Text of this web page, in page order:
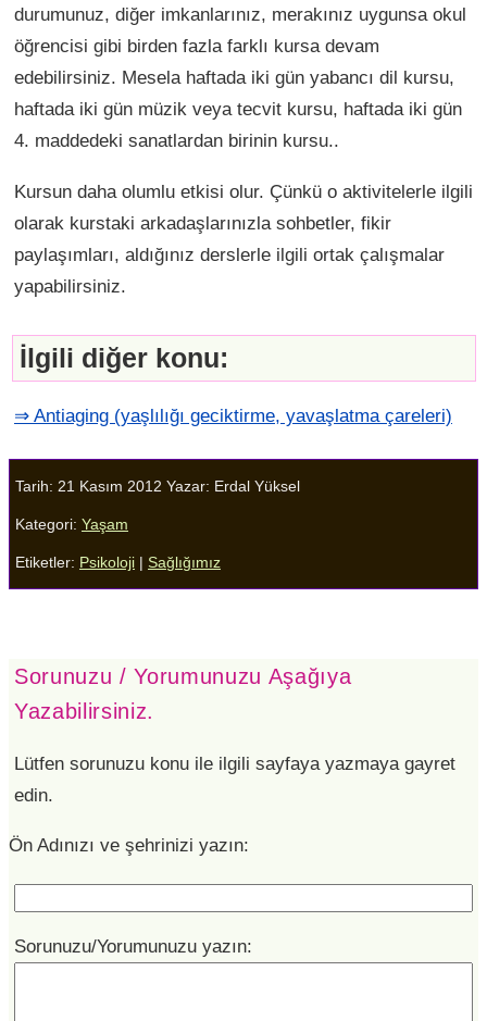
durumunuz, diğer imkanlarınız, merakınız uygunsa okul
öğrencisi gibi birden fazla farklı kursa devam
edebilirsiniz. Mesela haftada iki gün yabancı dil kursu,
haftada iki gün müzik veya tecvit kursu, haftada iki gün
4. maddedeki sanatlardan birinin kursu..
Kursun daha olumlu etkisi olur. Çünkü o aktivitelerle ilgili
olarak kurstaki arkadaşlarınızla sohbetler, fikir
paylaşımları, aldığınız derslerle ilgili ortak çalışmalar
yapabilirsiniz.
İlgili diğer konu:
⇒ Antiaging (yaşlılığı geciktirme, yavaşlatma çareleri)
Tarih: 21 Kasım 2012 Yazar: Erdal Yüksel
Kategori: Yaşam
Etiketler: Psikoloji | Sağlığımız
Sorunuzu / Yorumunuzu Aşağıya
Yazabilirsiniz.
Lütfen sorunuzu konu ile ilgili sayfaya yazmaya gayret
edin.
Ön Adınızı ve şehrinizi yazın:
Sorunuzu/Yorumunuzu yazın: